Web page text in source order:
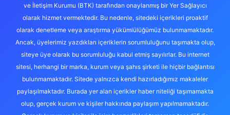
ve İletişim Kurumu (BTK) tarafından onaylanmış bir Yer Sağlayıcı
olarak hizmet vermektedir. Bu nedenle, sitedeki içerikleri proaktif
olarak denetleme veya araştırma yükümlülüğümüz bulunmamaktadır.
Ancak, üyelerimiz yazdıkları içeriklerin sorumluluğunu taşımakta olup,
siteye üye olarak bu sorumluluğu kabul etmiş sayılırlar. Bu internet
sitesi, herhangi bir marka, kurum veya şahıs şirketi ile hiçbir bağlantısı
bulunmamaktadır. Sitede yalnızca kendi hazırladığımız makaleler
paylaşılmaktadır. Burada yer alan içerikler haber niteliği taşımamakta
olup, gerçek kurum ve kişiler hakkında paylaşım yapılmamaktadır.